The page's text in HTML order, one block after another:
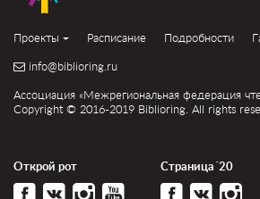
Проекты Расписание Подробности
info@biblioring.ru
Ассоциация «Межрегиональная федерация
Copyright © 2016-2019 Biblioring. All rights
Открой рот Страница´20